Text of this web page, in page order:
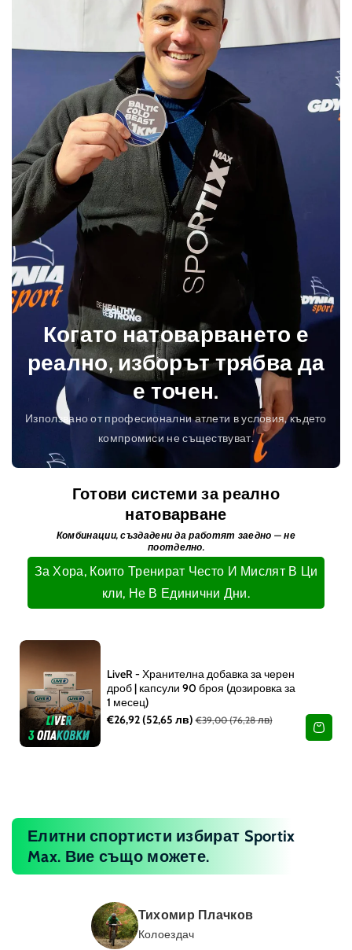
Когато натоварването е
реално, изборът трябва да
е точен.
Използвано от професионални атлети в условия, където
компромиси не съществуват.
Готови системи за реално
натоварване
Комбинации, създадени да работят заедно — не
поотделно.
За Хора, Които Тренират Често И Мислят В Ци
Кли, Не В Единични Дни.
LiveR - Хранителна добавка за черен
дроб | капсули 90 броя (дозировка за
1 месец)
€26,92(52,65 лв) €39,00(76,28 лв)
Елитни спортисти избират Sportix
Max. Вие също можете.
Тихомир Плачков
Колоездач